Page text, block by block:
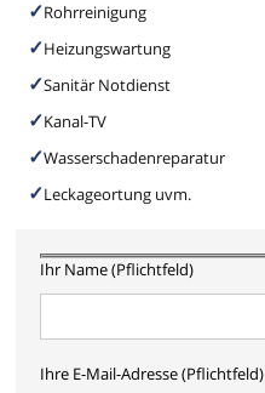
Rohrreinigung
Heizungswartung
Sanitär Notdienst
Kanal-TV
Wasserschadenreparatur
Leckageortung uvm.
Ihr Name (Pflichtfeld)
Ihre E-Mail-Adresse (Pflichtfeld)